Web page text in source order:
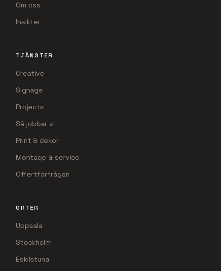
Om oss
Insikter
TJÄNSTER
Creative
Signage
Projects
Så jobbar vi
Print & dekor
Montage & service
Offertförfrågan
ORTER
Uppsala
Stockholm
Eskilstuna